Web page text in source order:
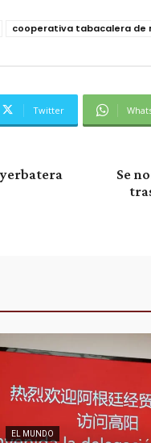
cooperativa tabacalera de
Twitter
Se
EL MUNDO